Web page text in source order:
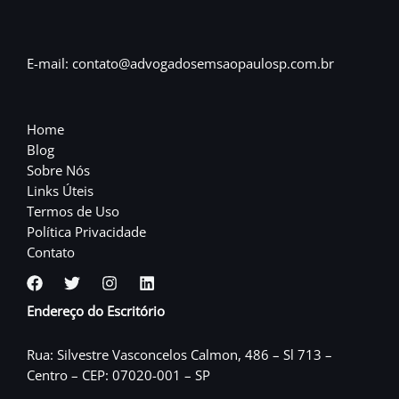
E-mail: contato@advogadosemsaopaulosp.com.br
Home
Blog
Sobre Nós
Links Úteis
Termos de Uso
Política Privacidade
Contato
Endereço do Escritório
Rua: Silvestre Vasconcelos Calmon, 486 – Sl 713 –
Centro – CEP: 07020-001 – SP